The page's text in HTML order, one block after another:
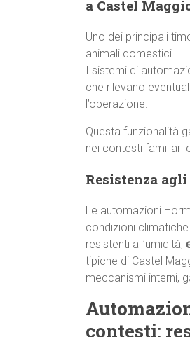
a Castel
Uno dei principali
animali domestici.
I sistemi di
che rilevano
l’operazione.
Questa funzionalità
nei contesti familiari
Resistenza
Le automazioni
condizioni
resistenti all’umidità,
tipiche di Castel
meccanismi interni,
contesti: